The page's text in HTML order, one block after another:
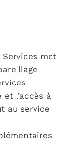
Services met
l’accès à
au service